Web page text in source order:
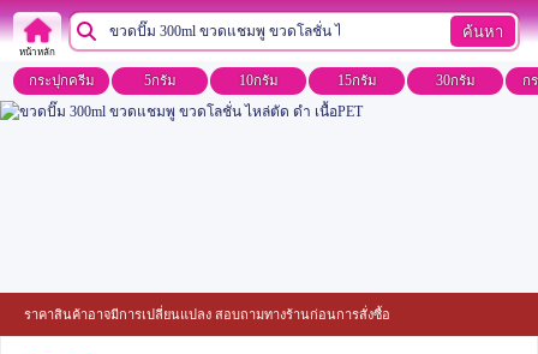
หน้าหลัก
ค้นหา
กระปุกครีม 5กรัม 10กรัม 15กรัม 30กรัม ก
ราคาสินค้าอาจมีการเปลี่ยนแปลง สอบถามทางร้านก่อนการสั่งซื้อ